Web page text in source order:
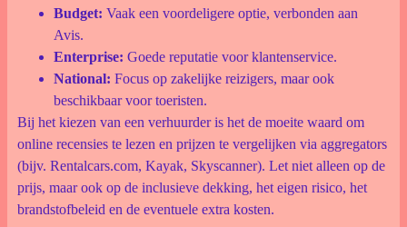
Budget: Vaak een voordeligere optie, verbonden aan
Avis.
Enterprise: Goede reputatie voor klantenservice.
National: Focus op zakelijke reizigers, maar ook
beschikbaar voor toeristen.
Bij het kiezen van een verhuurder is het de moeite waard om
online recensies te lezen en prijzen te vergelijken via aggregators
(bijv. Rentalcars.com, Kayak, Skyscanner). Let niet alleen op de
prijs, maar ook op de inclusieve dekking, het eigen risico, het
brandstofbeleid en de eventuele extra kosten.